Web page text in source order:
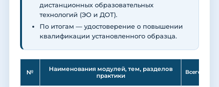
дистанционных образовательных
технологий (ЭО и ДОТ).
По итогам — удостоверение о повышении
квалификации установленного образца.
№
Наименования модулей, тем, разделов
практики
Всего